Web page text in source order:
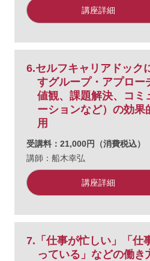
講座詳細
6.セルフキャリアドック
すグループ・アプロー
値観、課題解決、コミ
ーションなど）の効果
用
受講料：21,000円（消費税込）
講師：船木幸弘
講座詳細
7.「仕事が忙しい」「仕
っている」などの働き